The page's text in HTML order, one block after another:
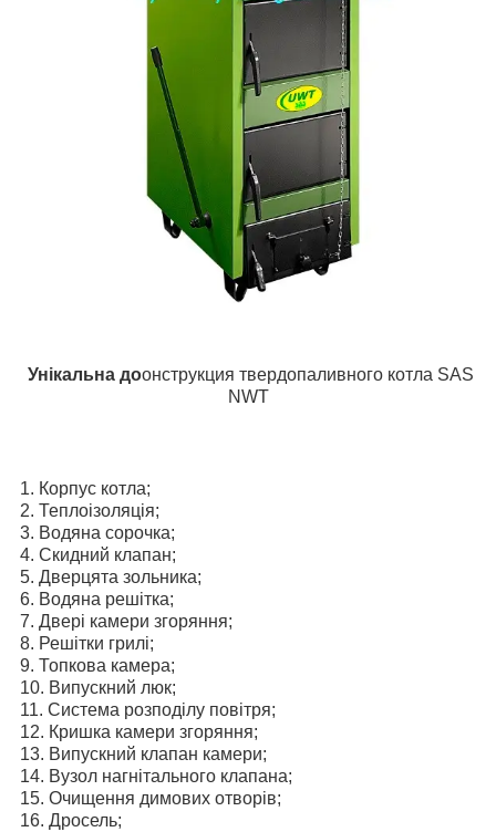
Унікальна доонструкция твердопаливного котла SAS
NWT
1. Корпус котла;
2. Теплоізоляція;
3. Водяна сорочка;
4. Скидний клапан;
5. Дверцята зольника;
6. Водяна решітка;
7. Двері камери згоряння;
8. Решітки грилі;
9. Топкова камера;
10. Випускний люк;
11. Система розподілу повітря;
12. Кришка камери згоряння;
13. Випускний клапан камери;
14. Вузол нагнітального клапана;
15. Очищення димових отворів;
16. Дросель;